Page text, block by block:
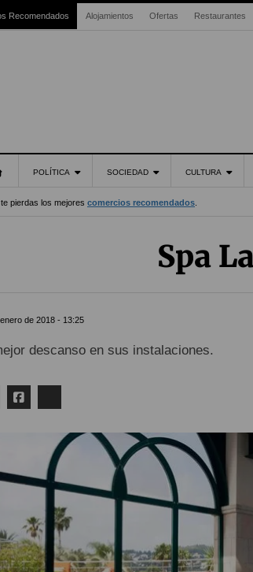
Recomendados Alojamientos Ofertas Restaurantes
POLÍTICA SOCIEDAD CULTURA
pierdas los mejores comercios recomendados
Spa
de 2018 - 13:25
descanso en sus instalaciones.